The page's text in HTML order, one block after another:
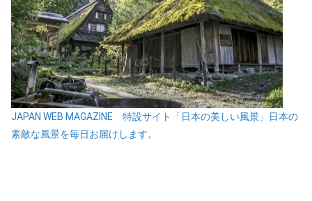
JAPAN WEB MAGAZINE 特設サイト「日本の美しい風景」日本の
素敵な風景を毎日お届けします。